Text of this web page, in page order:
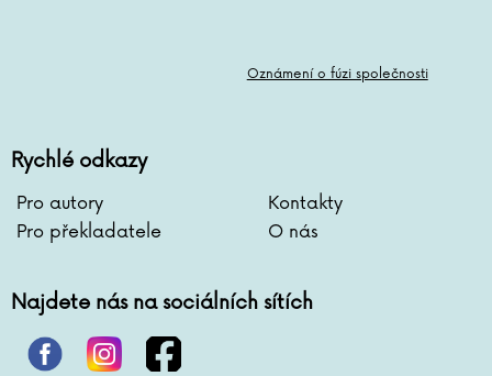
Oznámení o fúzi společnosti
Rychlé odkazy
Pro autory
Kontakty
Pro překladatele
O nás
Najdete nás na sociálních sítích